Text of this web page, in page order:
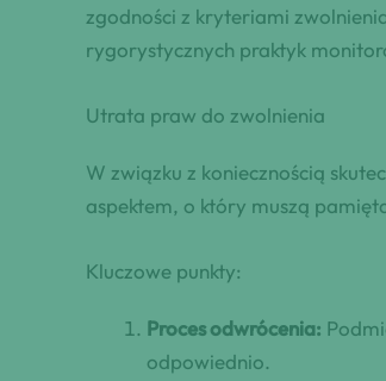
zgodności z kryteriami
rygorystycznych praktyk
Utrata praw do zwolnienia
W związku z koniecznością
aspektem, o który muszą
Kluczowe punkty:
Proces odwrócenia:
odpowiednio.